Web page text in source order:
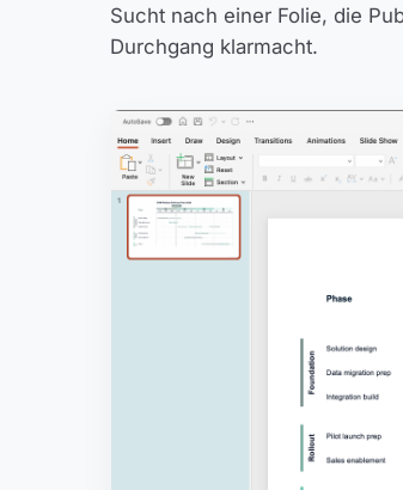
Sucht nach einer Folie, die
Durchgang klarmacht.